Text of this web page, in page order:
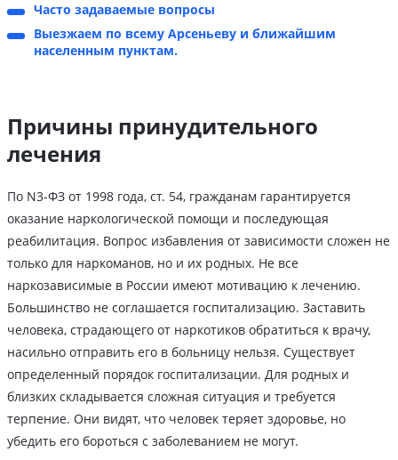
Часто задаваемые вопросы
Выезжаем по всему Арсеньеву и ближайшим
населенным пунктам.
Причины принудительного
лечения
По N3-ФЗ от 1998 года, ст. 54, гражданам гарантируется
оказание наркологической помощи и последующая
реабилитация. Вопрос избавления от зависимости сложен не
только для наркоманов, но и их родных. Не все
наркозависимые в России имеют мотивацию к лечению.
Большинство не соглашается госпитализацию. Заставить
человека, страдающего от наркотиков обратиться к врачу,
насильно отправить его в больницу нельзя. Существует
определенный порядок госпитализации. Для родных и
близких складывается сложная ситуация и требуется
терпение. Они видят, что человек теряет здоровье, но
убедить его бороться с заболеванием не могут.